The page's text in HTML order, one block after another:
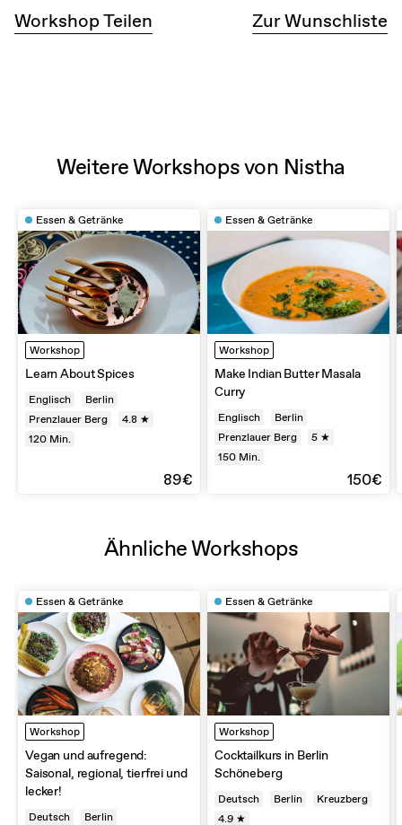
Workshop Teilen Zur Wunschliste
Weitere Workshops von Nistha
Essen & Getränke
Workshop
Learn About Spices
Englisch
Berlin
Prenzlauer Berg
4.8 ★
120 Min.
89€
Essen & Getränke
Workshop
Make Indian Butter Masala
Curry
Englisch
Berlin
Prenzlauer Berg
5 ★
150 Min.
150€
Ähnliche Workshops
Essen & Getränke
Workshop
Vegan und aufregend:
Saisonal, regional, tierfrei und
lecker!
Deutsch Berlin
Essen & Getränke
Workshop
Cocktailkurs in Berlin
Schöneberg
Deutsch Berlin
Kreuzberg
4.9 ★